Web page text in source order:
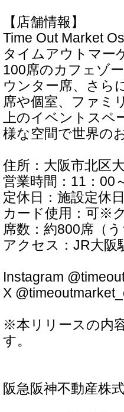
【店舗情報】
Time Out Market
タイムアウトマー
100席のカフェゾ
ウンター席、さら
席や個室、ファミ
上のイベントスペ
様な空間で世界の
住所：大阪市北区
営業時間：11：00
定休日：施設定休
カード使用：可※
席数：約800席（
アクセス：JR大阪
Instagram
X
※本リリースの内
す。
阪急阪神不動産株